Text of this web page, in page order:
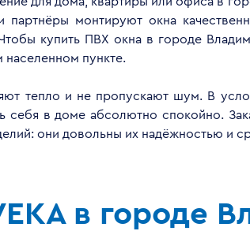
монтируют окна
купить ПВХ окна в городе
пункте.
тепло и не пропускают шум. В
себя в доме абсолютно спокойно.
они довольны их надёжностью и
в городе